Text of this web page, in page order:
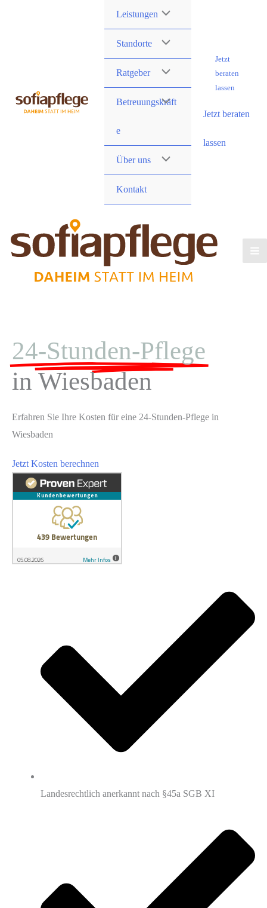
Leistungen
Standorte
Ratgeber
Betreuungskräft
e
Über uns
Kontakt
Jetzt
beraten
lassen
Jetzt beraten
lassen
24-Stunden-Pflege
in Wiesbaden
Erfahren Sie Ihre Kosten für eine 24-Stunden-Pflege in
Wiesbaden
Jetzt Kosten berechnen
Landesrechtlich anerkannt nach §45a SGB XI